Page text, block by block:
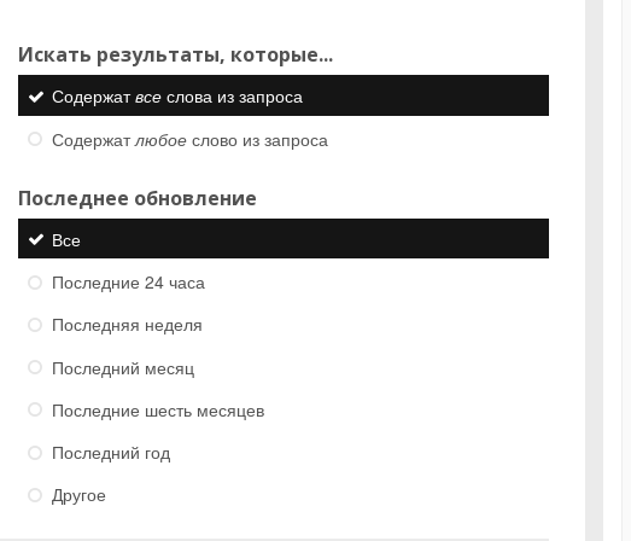
Искать результаты, которые...
Содержатвсеслова из запроса
Содержатлюбоеслово из запроса
Последнее обновление
Все
Последние 24 часа
Последняя неделя
Последний месяц
Последние шесть месяцев
Последний год
Другое